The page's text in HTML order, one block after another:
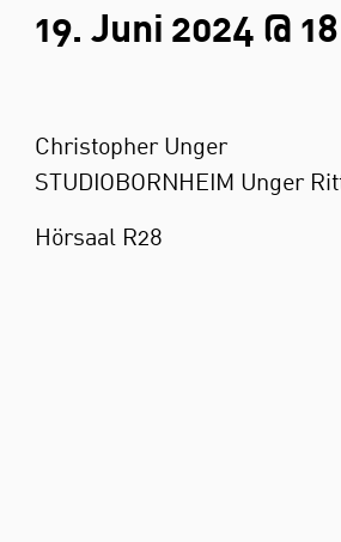
19. Juni 2024 @
Christopher Unger
STUDIOBORNHEIM Unger
Hörsaal R28